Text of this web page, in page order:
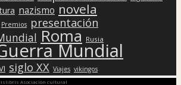
nazismo novela
Premios presentación
Roma Rusia
Mundial
siglo XX Viajes vikingos
Asociación cultural